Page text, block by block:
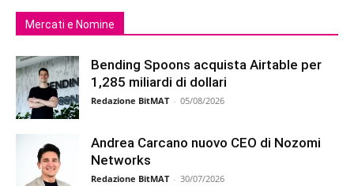
Mercati e Nomine
Bending Spoons acquista Airtable per
1,285 miliardi di dollari
Redazione BitMAT - 05/08/2026
Andrea Carcano nuovo CEO di Nozomi
Networks
Redazione BitMAT - 30/07/2026